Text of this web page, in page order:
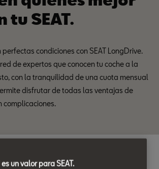
tu SEAT.
perfectas condiciones con SEAT LongDrive.
de expertos que conocen tu coche a la
con la tranquilidad de una cuota mensual
disfrutar de todas las ventajas de
complicaciones.
SEAT LongDrive.
un valor para SEAT.